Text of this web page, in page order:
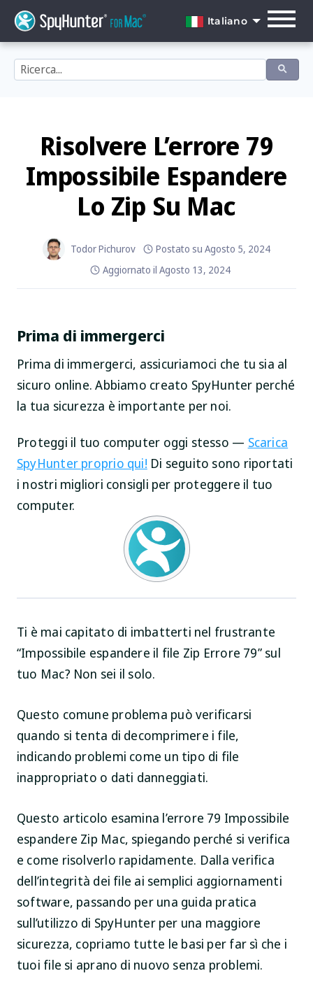
content
Italiano
English
Français
Italiano
Nederlands
Norsk
Português
Risolvere L’errore 79
Impossibile Espandere
Lo Zip Su Mac
Todor Pichurov Postato su Agosto 5, 2024
Aggiornato il Agosto 13, 2024
Prima di immergerci
Prima di immergerci, assicuriamoci che tu sia al
sicuro online. Abbiamo creato SpyHunter perché
la tua sicurezza è importante per noi.
Proteggi il tuo computer oggi stesso — Scarica
SpyHunter proprio qui! Di seguito sono riportati
i nostri migliori consigli per proteggere il tuo
computer.
Ti è mai capitato di imbatterti nel frustrante
“Impossibile espandere il file Zip Errore 79” sul
tuo Mac? Non sei il solo.
Questo comune problema può verificarsi
quando si tenta di decomprimere i file,
indicando problemi come un tipo di file
inappropriato o dati danneggiati.
Questo articolo esamina l’errore 79 Impossibile
espandere Zip Mac, spiegando perché si verifica
e come risolverlo rapidamente. Dalla verifica
dell’integrità dei file ai semplici aggiornamenti
software, passando per una guida pratica
sull’utilizzo di SpyHunter per una maggiore
sicurezza, copriamo tutte le basi per far sì che i
tuoi file si aprano di nuovo senza problemi.